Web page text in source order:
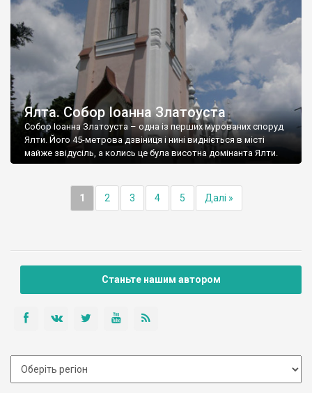
Ялта. Собор Іоанна Златоуста
Собор Іоанна Златоуста – одна із перших мурованих споруд
Ялти. Його 45-метрова дзвіниця і нині видніється в місті
майже звідусіль, а колись це була висотна домінанта Ялти.
1 2 3 4 5 Далі »
Станьте нашим автором